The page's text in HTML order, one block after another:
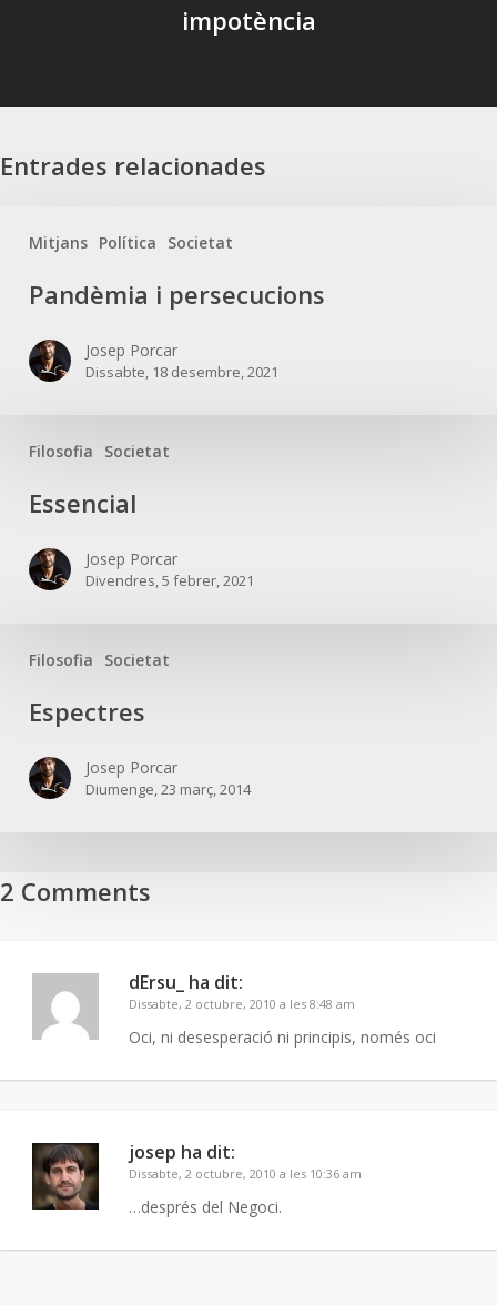
impotència
Entrades relacionades
Mitjans Política
Societat
Pandèmia i persecucions
Josep Porcar
Dissabte, 18 desembre, 2021
Filosofia
Societat
Essencial
Josep Porcar
Divendres, 5 febrer, 2021
Filosofia
Societat
Espectres
Josep Porcar
Diumenge, 23 març, 2014
2 Comments
dErsu_ ha dit:
Dissabte, 2 octubre, 2010 a les 8:48 am
Oci, ni desesperació ni principis, només oci
josep ha dit:
Dissabte, 2 octubre, 2010 a les 10:36 am
…després del Negoci.